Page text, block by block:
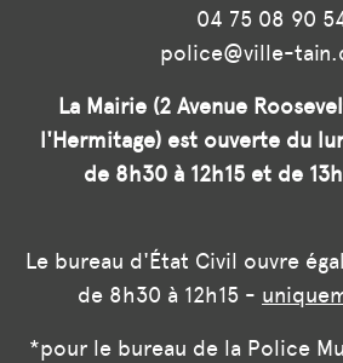
04 75 08 90
police@ville-
La Mairie (2 Avenue
l'Hermitage) est ouverte du
de 8h30 à 12h15 et de
Le bureau d'État Civil ouvre
de 8h30 à 12h15 -
*pour le bureau de la Police